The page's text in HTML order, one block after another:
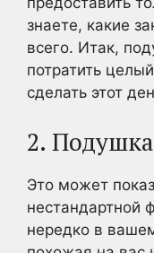
знаете, какие
всего. Итак,
потратить
сделать этот
2.
Это может
нестандартной
нередко в